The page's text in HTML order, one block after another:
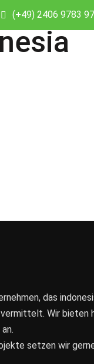
(+49) 2406 9783
das
Wir
setzen wir